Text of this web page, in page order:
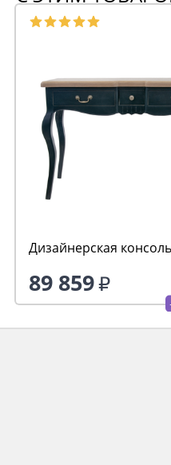
Дизайнерская
89 859